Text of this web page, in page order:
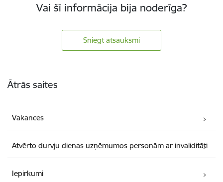
Vai šī informācija bija noderīga?
Sniegt atsauksmi
Ātrās saites
Vakances
Atvērto durvju dienas uzņēmumos personām ar invaliditāti
Iepirkumi